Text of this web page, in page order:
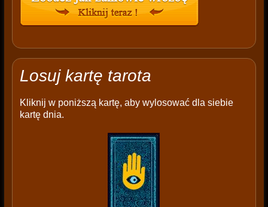
Losuj kartę tarota
Kliknij w poniższą kartę, aby wylosować dla siebie
kartę dnia.